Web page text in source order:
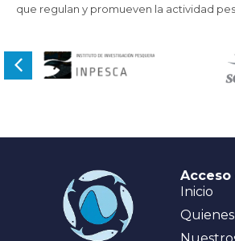
que regulan y promueven la actividad
Inicio